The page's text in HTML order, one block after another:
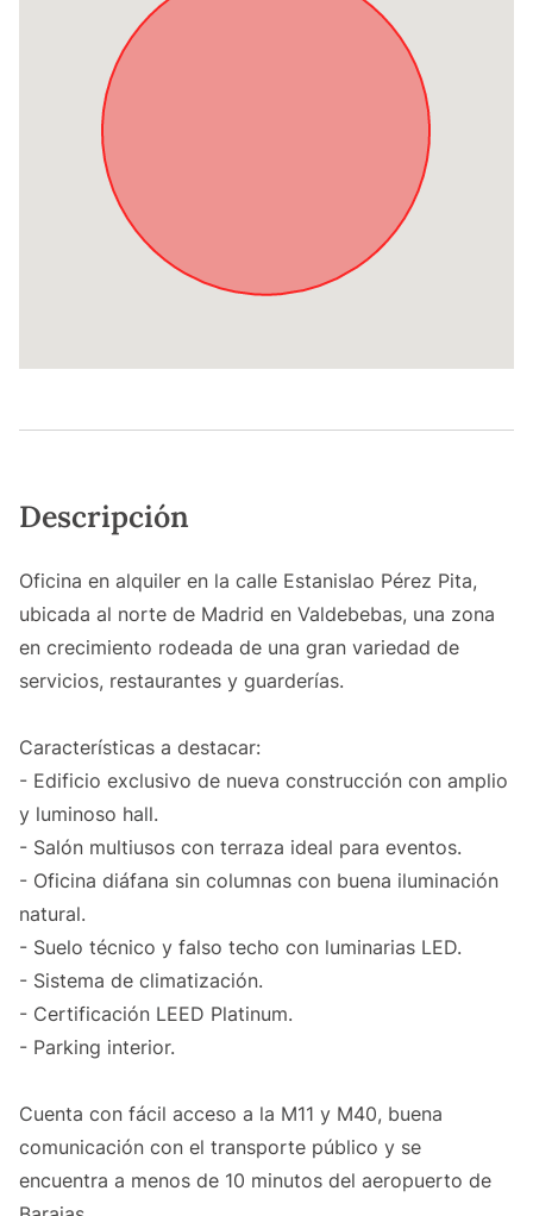
Descripción
Oficina en alquiler en la calle Estanislao Pérez Pita,
ubicada al norte de Madrid en Valdebebas, una zona
en crecimiento rodeada de una gran variedad de
servicios, restaurantes y guarderías.
Características a destacar:
- Edificio exclusivo de nueva construcción con amplio
y luminoso hall.
- Salón multiusos con terraza ideal para eventos.
- Oficina diáfana sin columnas con buena iluminación
natural.
- Suelo técnico y falso techo con luminarias LED.
- Sistema de climatización.
- Certificación LEED Platinum.
- Parking interior.
Cuenta con fácil acceso a la M11 y M40, buena
comunicación con el transporte público y se
encuentra a menos de 10 minutos del aeropuerto de